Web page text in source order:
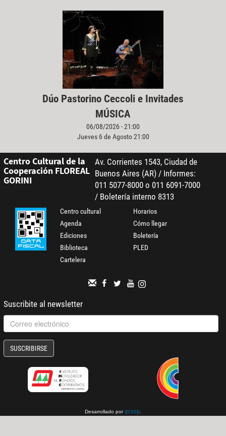
Dúo Pastorino Ceccoli e Invitades
MÚSICA
06/08/2026 - 21:00
Jueves 6 de Agosto 21:00
Centro Cultural de la
Cooperación FLOREAL
GORINI
Av. Corrientes 1543, Ciudad de
Buenos Aires (AR) / Informes:
011 5077-8000 o 011 6091-7000
/ Boletería interno 8313
Centro cultural
Agenda
Ediciones
Biblioteca
Cartelera
Horarios
Cómo llegar
Boletería
PLED
Suscribite al newsletter
SUSCRIBIRSE
Desarrollado por gcoop